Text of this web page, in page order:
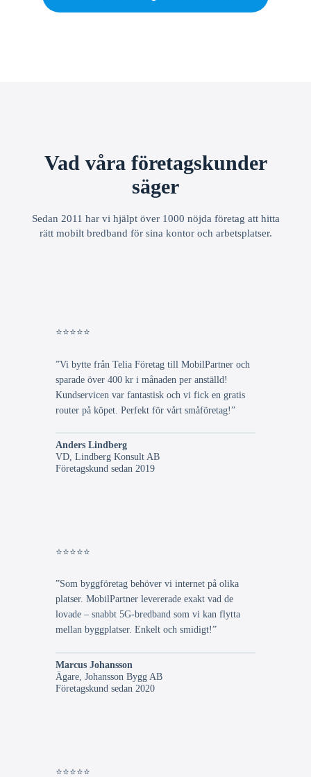
Vad våra företagskunder
säger
Sedan 2011 har vi hjälpt över 1000 nöjda företag att hitta
rätt mobilt bredband för sina kontor och arbetsplatser.
⭐⭐⭐⭐⭐
”Vi bytte från Telia Företag till MobilPartner och
sparade över 400 kr i månaden per anställd!
Kundservicen var fantastisk och vi fick en gratis
router på köpet. Perfekt för vårt småföretag!”
Anders Lindberg
VD, Lindberg Konsult AB
Företagskund sedan 2019
⭐⭐⭐⭐⭐
”Som byggföretag behöver vi internet på olika
platser. MobilPartner levererade exakt vad de
lovade – snabbt 5G-bredband som vi kan flytta
mellan byggplatser. Enkelt och smidigt!”
Marcus Johansson
Ägare, Johansson Bygg AB
Företagskund sedan 2020
⭐⭐⭐⭐⭐